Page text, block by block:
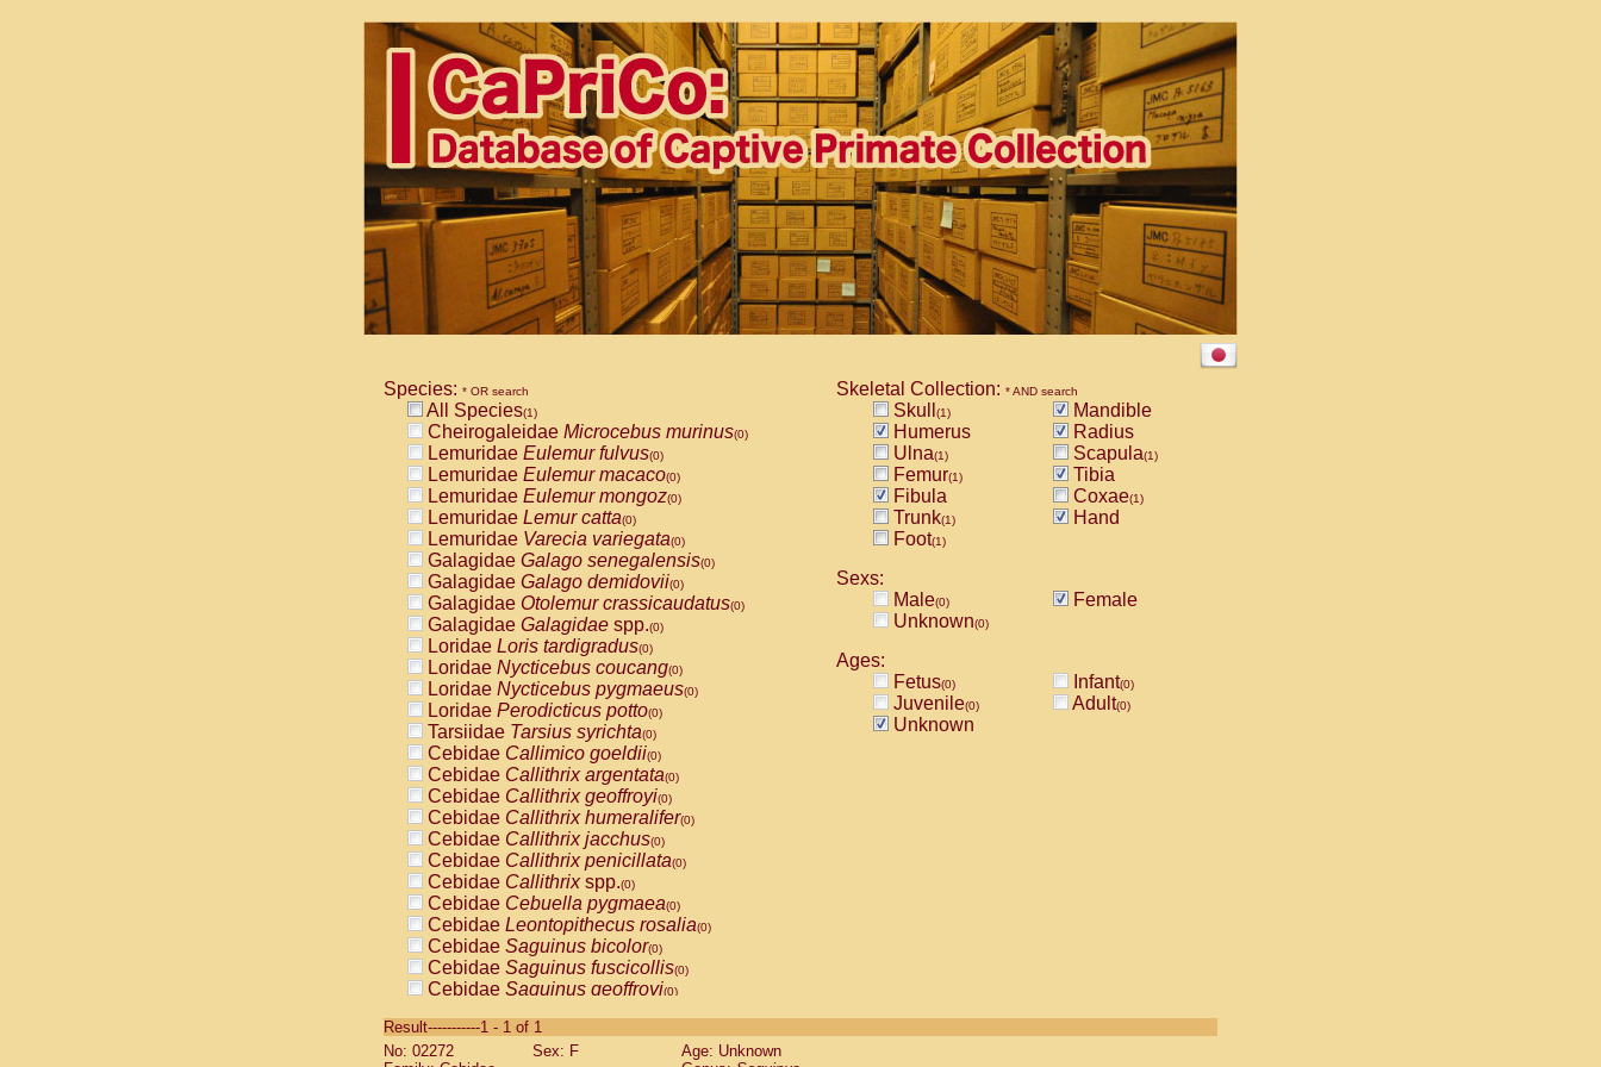
Species: * OR search
All Species(1)
Cheirogaleidae Microcebus murinus(0)
Lemuridae Eulemur fulvus(0)
Lemuridae Eulemur macaco(0)
Lemuridae Eulemur mongoz(0)
Lemuridae Lemur catta(0)
Lemuridae Varecia variegata(0)
Galagidae Galago senegalensis(0)
Galagidae Galago demidovii(0)
Galagidae Otolemur crassicaudatus(0)
Galagidae Galagidae spp.(0)
Loridae Loris tardigradus(0)
Loridae Nycticebus coucang(0)
Loridae Nycticebus pygmaeus(0)
Loridae Perodicticus potto(0)
Tarsiidae Tarsius syrichta(0)
Cebidae Callimico goeldii(0)
Cebidae Callithrix argentata(0)
Cebidae Callithrix geoffroyi(0)
Cebidae Callithrix humeralifer(0)
Cebidae Callithrix jacchus(0)
Cebidae Callithrix penicillata(0)
Cebidae Callithrixspp.(0)
Cebidae Cebuella pygmaea(0)
Cebidae Leontopithecus rosalia(0)
Cebidae Saguinus bicolor(0)
Cebidae Saguinus fuscicollis(0)
Cebidae Saguinus geoffroyi(0)
CebidaeSaguinus labiatus(0)
Cebidae Saguinus leucopus (0)
Skeletal Collection: * AND search
Skull (1)
Mandible
Humerus
Radius
Ulna(1) Scapula(1)
Femur(1)
Tibia
Fibula
Coxae(1)
Trunk(1)
Hand
Foot(1)
Sexs:
Male(0)
Female
Unknown(0)
Ages:
Fetus(0) Infant(0)
Juvenile(0) Adult(0)
Unknown
Result-----------1 - 1 of 1
No: 02272
Sex: F
Age: Unknown